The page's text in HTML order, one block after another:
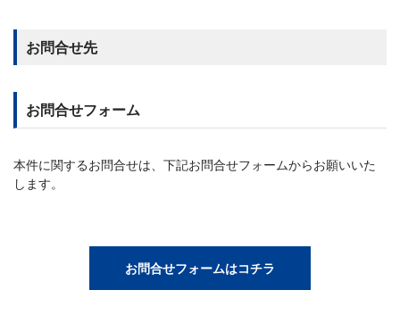
お問合せ先
お問合せフォーム
本件に関するお問合せは、下記お問合せフォームからお願いいた
します。
お問合せフォームはコチラ